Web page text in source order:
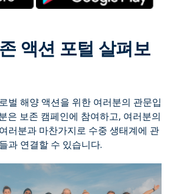
액션 포털 살펴보
벌 해양 액션을 위한 여러분의 관문입
은 보존 캠페인에 참여하고, 여러분의
러분과 마찬가지로 수중 생태계에 관
과 연결할 수 있습니다.